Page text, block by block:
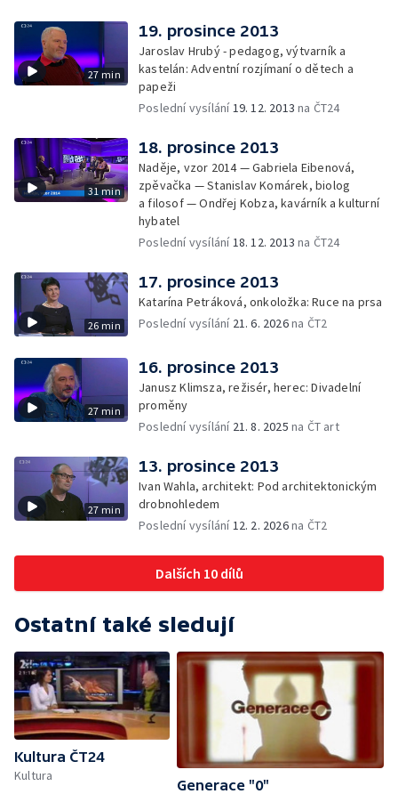
27 min
19. prosince 2013
Jaroslav Hrubý - pedagog, výtvarník a
kastelán: Adventní rozjímaní o dětech a
papeži
Poslední vysílání19. 12. 2013 na ČT24
31 min
18. prosince 2013
Naděje, vzor 2014 — Gabriela Eibenová,
zpěvačka — Stanislav Komárek, biolog
a filosof — Ondřej Kobza, kavárník a kulturní
hybatel
Poslední vysílání18. 12. 2013 na ČT24
26 min
17. prosince 2013
Katarína Petráková, onkoložka: Ruce na prsa
Poslední vysílání 21. 6. 2026na ČT2
27 min
16. prosince 2013
Janusz Klimsza, režisér, herec: Divadelní
proměny
Poslední vysílání 21. 8. 2025 na ČT art
27 min
13. prosince 2013
Ivan Wahla, architekt: Pod architektonickým
drobnohledem
Poslední vysílání12. 2. 2026na ČT2
Dalších 10 dílů
Ostatní také sledují
Kultura ČT24
Kultura
Generace "0"